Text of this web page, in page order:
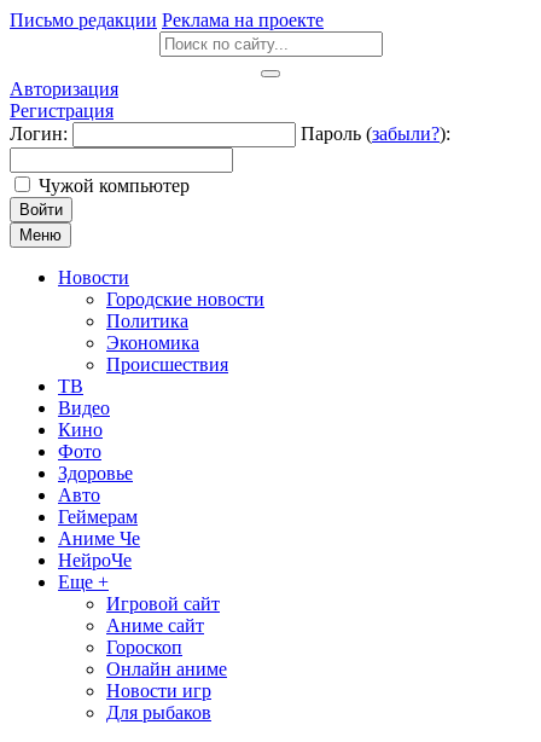
Письмо редакции Реклама на проекте
Авторизация
Регистрация
Логин:
Пароль (забыли?):
Чужой компьютер
Войти
Меню
Новости
Городские новости
Политика
Экономика
Происшествия
ТВ
Видео
Кино
Фото
Здоровье
Авто
Геймерам
Аниме Че
НейроЧе
Еще +
Игровой сайт
Аниме сайт
Гороскоп
Онлайн аниме
Новости игр
Для рыбаков